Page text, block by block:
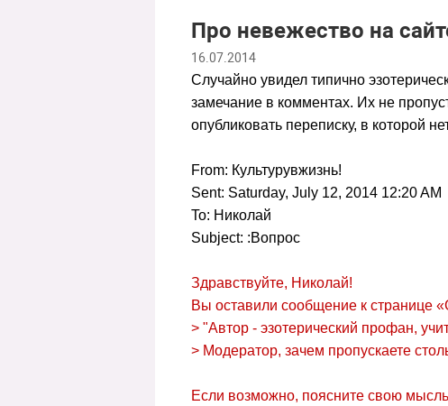
Про невежество на
16.07.2014
Случайно увидел типично
замечание в комментах. Их не
опубликовать переписку, в которой
From: Культурувжизнь!
Sent: Saturday, July 12, 2014 12:20 AM
To: Николай
Subject: :Вопрос
Здравствуйте, Николай!
Вы оставили сообщение к странице
> "Автор - эзотерический профан,
> Модератор, зачем пропускаете
Если возможно, поясните свою